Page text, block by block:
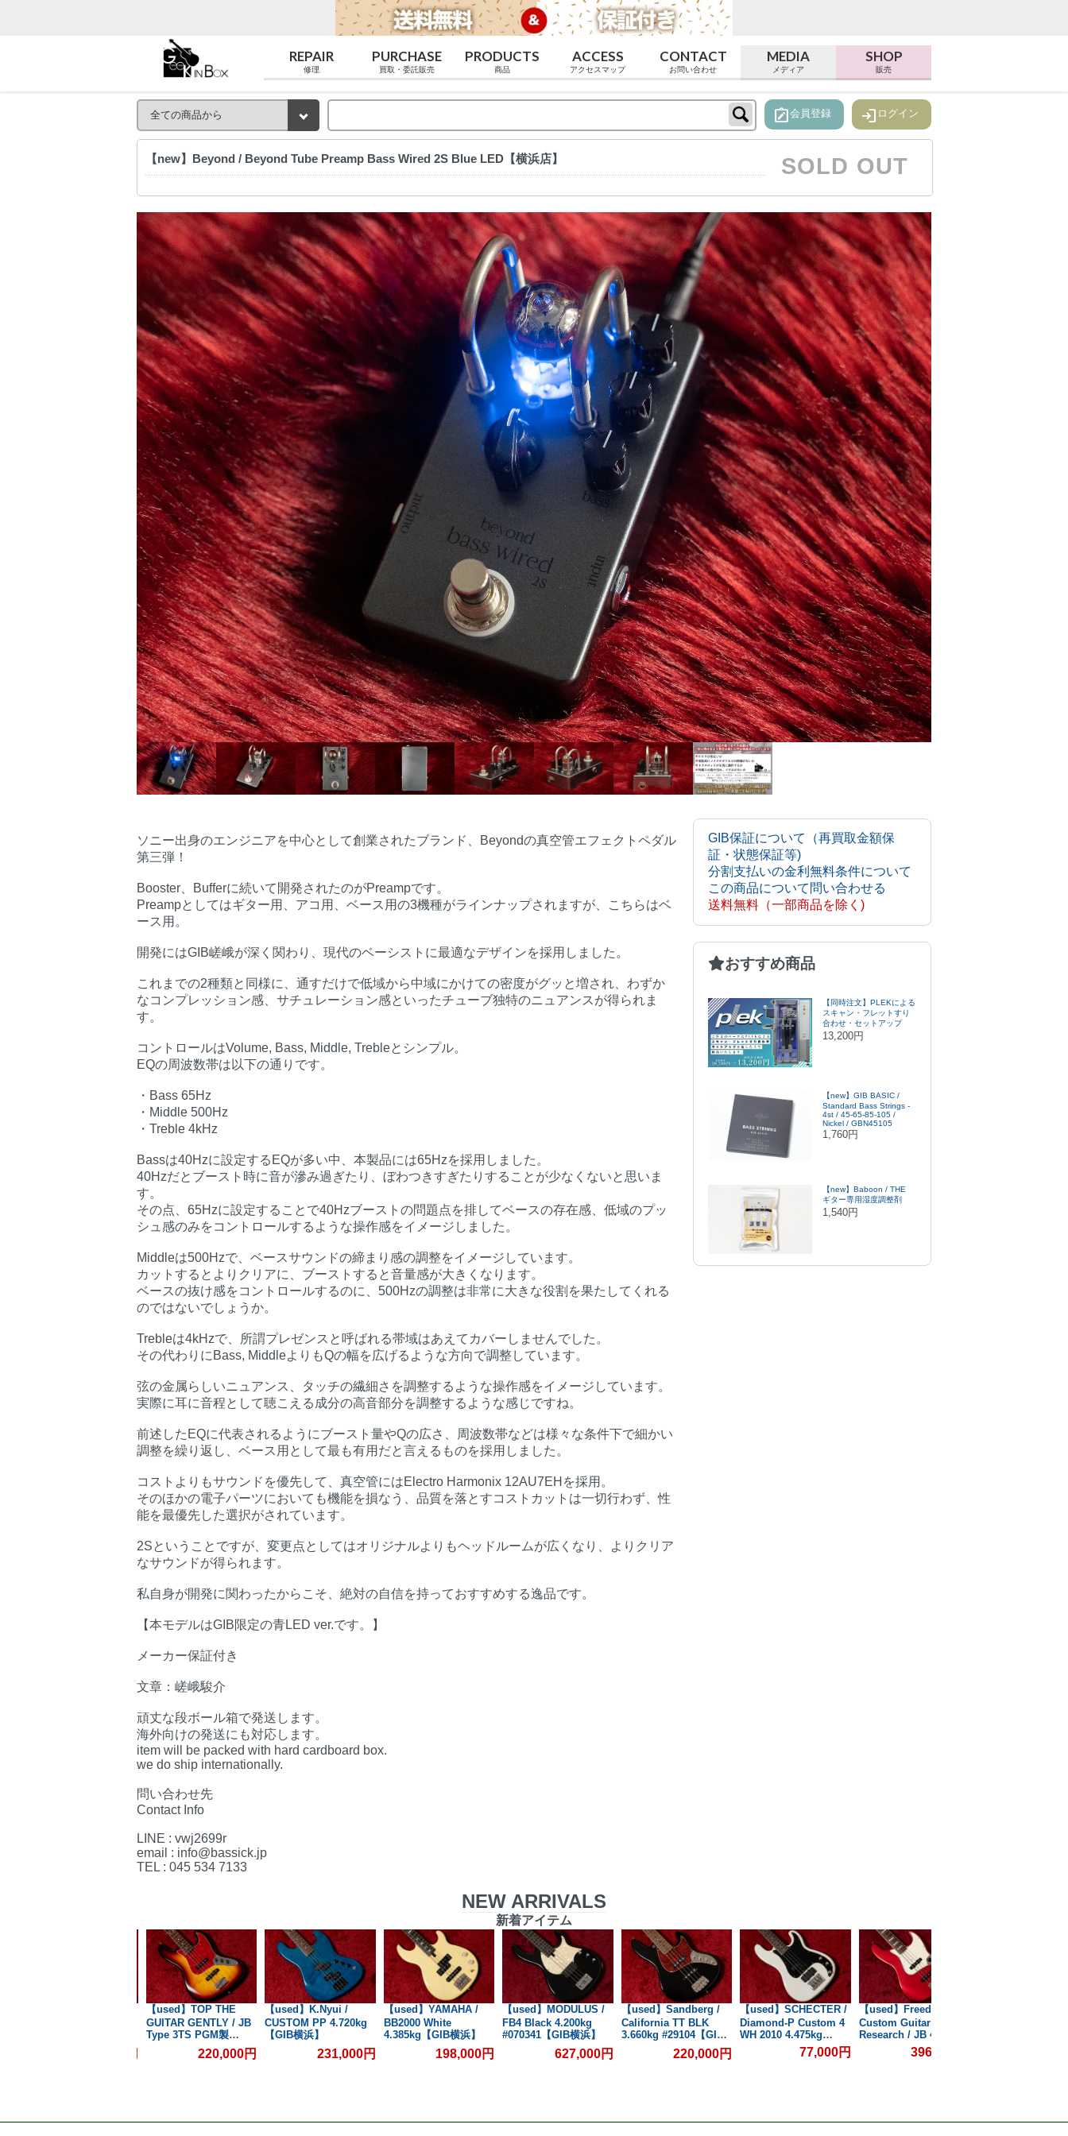
REPAIR
修理
PURCHASE
買取・委託販売
PRODUCTS
商品
ACCESS
アクセスマップ
CONTACT
お問い合わせ
MEDIA
メディア
SHOP
販売
note_alt会員登録 login ログイン
【new】Beyond / Beyond Tube Preamp Bass Wired 2S Blue LED【横浜店】 SOLD OUT
ソニー出身のエンジニアを中心として創業されたブランド、Beyondの真空管エフェクトペダル
第三弾！
Booster、Bufferに続いて開発されたのがPreampです。
Preampとしてはギター用、アコ用、ベース用の3機種がラインナップされますが、こちらはベ
ース用。
開発にはGIB嵯峨が深く関わり、現代のベーシストに最適なデザインを採用しました。
これまでの2種類と同様に、通すだけで低域から中域にかけての密度がグッと増され、わずか
なコンプレッション感、サチュレーション感といったチューブ独特のニュアンスが得られま
す。
コントロールはVolume, Bass, Middle, Trebleとシンプル。
EQの周波数帯は以下の通りです。
・Bass 65Hz
・Middle 500Hz
・Treble 4kHz
Bassは40Hzに設定するEQが多い中、本製品には65Hzを採用しました。
40Hzだとブースト時に音が滲み過ぎたり、ぼわつきすぎたりすることが少なくないと思いま
す。
その点、65Hzに設定することで40Hzブーストの問題点を排してベースの存在感、低域のプッ
シュ感のみをコントロールするような操作感をイメージしました。
Middleは500Hzで、ベースサウンドの締まり感の調整をイメージしています。
カットするとよりクリアに、ブーストすると音量感が大きくなります。
ベースの抜け感をコントロールするのに、500Hzの調整は非常に大きな役割を果たしてくれる
のではないでしょうか。
Trebleは4kHzで、所謂プレゼンスと呼ばれる帯域はあえてカバーしませんでした。
その代わりにBass, MiddleよりもQの幅を広げるような方向で調整しています。
弦の金属らしいニュアンス、タッチの繊細さを調整するような操作感をイメージしています。
実際に耳に音程として聴こえる成分の高音部分を調整するような感じですね。
前述したEQに代表されるようにブースト量やQの広さ、周波数帯などは様々な条件下で細かい
調整を繰り返し、ベース用として最も有用だと言えるものを採用しました。
コストよりもサウンドを優先して、真空管にはElectro Harmonix 12AU7EHを採用。
そのほかの電子パーツにおいても機能を損なう、品質を落とすコストカットは一切行わず、性
能を最優先した選択がされています。
2Sということですが、変更点としてはオリジナルよりもヘッドルームが広くなり、よりクリア
なサウンドが得られます。
私自身が開発に関わったからこそ、絶対の自信を持っておすすめする逸品です。
【本モデルはGIB限定の青LED ver.です。】
メーカー保証付き
文章：嵯峨駿介
頑丈な段ボール箱で発送します。
海外向けの発送にも対応します。
item will be packed with hard cardboard box.
we do ship internationally.
問い合わせ先
Contact Info
LINE : vwj2699r
email : info@bassick.jp
TEL : 045 534 7133
GIB保証について（再買取金額保
証・状態保証等)
分割支払いの金利無料条件について
この商品について問い合わせる
送料無料（一部商品を除く)
おすすめ商品
【同時注文】PLEKによる
スキャン・フレットすり
合わせ・セットアップ
13,200円
【new】GIB BASIC /
Standard Bass Strings -
4st / 45-65-85-105 /
Nickel / GBN45105
1,760円
【new】Baboon / THE
ギター専用湿度調整剤
1,540円
NEW ARRIVALS
新着アイテム
【used】TOP THE
GUITAR GENTLY / JB
Type 3TS PGM製
FingerBoard 4.225kg
220,000円
【used】K.Nyui /
CUSTOM PP 4.720kg
【GIB横浜】
231,000円
【used】YAMAHA /
BB2000 White
4.385kg【GIB横浜】
198,000円
【used】MODULUS /
FB4 Black 4.200kg
#070341【GIB横浜】
627,000円
【used】Sandberg /
California TT BLK
3.660kg #29104【GIB
220,000円
【used】SCHECTER /
Diamond-P Custom 4
WH 2010 4.475kg
#W10122489【GIB横
77,000円
【used】Freedom
Custom Guitar
Research / JB 4st CAR
MH 2015 4.285kg
#00863【GIB横浜】
396,000円